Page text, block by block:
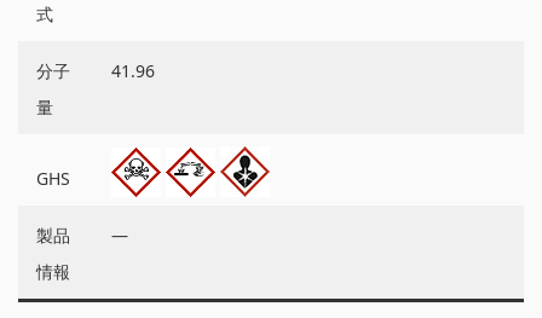
式
分子
量
41.96
GHS
製品
情報
―